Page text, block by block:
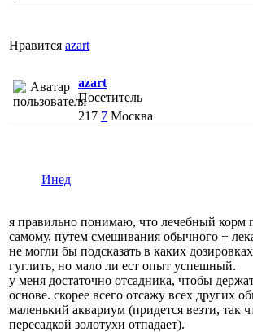
Нравится azart
azart
Посетитель
217 7 Москва
Инед
я правильно понимаю, что лечебный корм
самому, путем смешивания обычного +
не могли бы подсказать в каких
гуглить, но мало ли ест опыт успешный.
у меня достаточно отсадника, чтобы
основе. скорее всего отсажу всех других
маленький аквариум (придется везти, так
пересадкой золотухи отпадает).